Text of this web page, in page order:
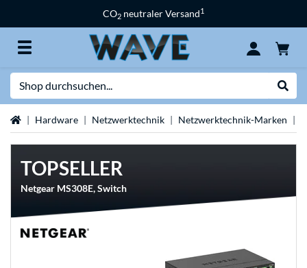
CO2 neutraler Versand1
StartseiteHardware Netzwerktechnik Netzwerktechnik-Marken
TOPSELLER
Netgear MS308E, Switch